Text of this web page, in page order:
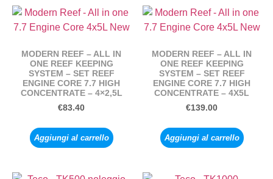
MODERN REEF – ALL IN
ONE REEF KEEPING
SYSTEM – SET REEF
ENGINE CORE 7.7 HIGH
CONCENTRATE – 4×2,5L
€83.40
Aggiungi al carrello
MODERN REEF – ALL IN
ONE REEF KEEPING
SYSTEM – SET REEF
ENGINE CORE 7.7 HIGH
CONCENTRATE – 4X5L
€139.00
Aggiungi al carrello